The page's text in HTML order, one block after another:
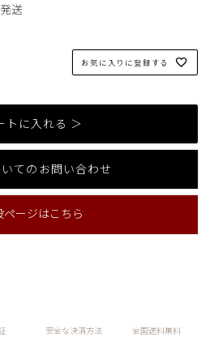
送
お気に入りに登録する
カートに入れる ＞
てのお問い合わせ
ページはこちら
安全な決済方法 全国送料無料